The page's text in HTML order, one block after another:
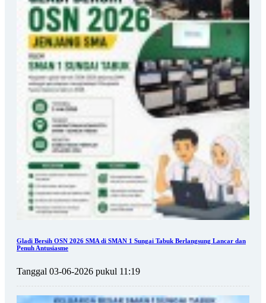
Gladi Bersih OSN 2026 SMA di SMAN 1 Sungai Tabuk Berlangsung Lancar dan
Penuh Antusiasme
Tanggal 03-06-2026 pukul 11:19